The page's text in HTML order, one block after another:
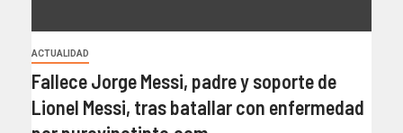
ACTUALIDAD
Fallece Jorge Messi, padre y soporte de
Lionel Messi, tras batallar con enfermedad